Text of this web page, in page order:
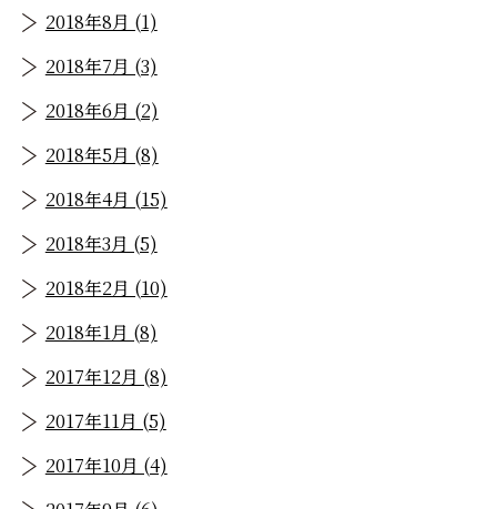
2018年8月 (1)
2018年7月 (3)
2018年6月 (2)
2018年5月 (8)
2018年4月 (15)
2018年3月 (5)
2018年2月 (10)
2018年1月 (8)
2017年12月 (8)
2017年11月 (5)
2017年10月 (4)